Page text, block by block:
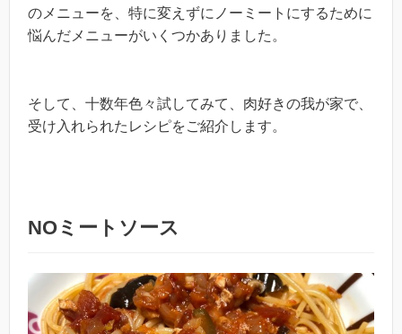
のメニューを、特に変えずにノーミートにするために
悩んだメニューがいくつかありました。
そして、十数年色々試してみて、肉好きの我が家で、
受け入れられたレシピをご紹介します。
NOミートソース